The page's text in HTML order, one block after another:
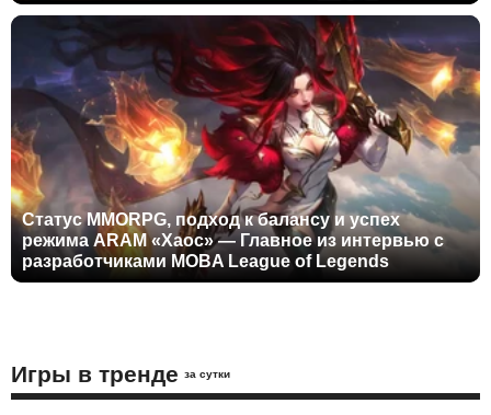
Статус MMORPG, подход к балансу и успех
режима ARAM «Хаос» — Главное из интервью с
разработчиками MOBA League of Legends
Игры в тренде за сутки